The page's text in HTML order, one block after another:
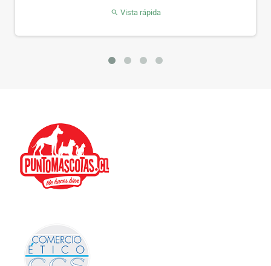
 Vista rápida